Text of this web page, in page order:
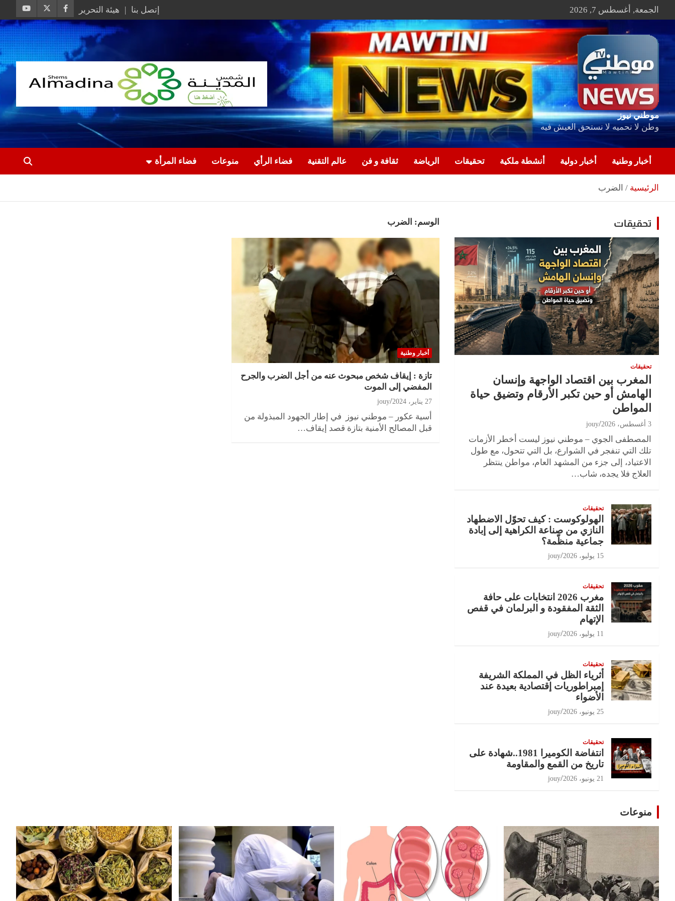
الجمعة, أغسطس 7, 2026 إتصل بنا هيئة التحرير
موطني نيوز
وطن لا نحميه لا نستحق العيش فيه
أخبار وطنية أخبار دولية أنشطة ملكية تحقيقات الرياضة ثقافة و فن عالم التقنية فضاء الرأي منوعات فضاء المرأة
الرئيسية الضرب
الوسم: الضرب
أخبار وطنية
تازة : إيقاف شخص مبحوث عنه من أجل الضرب والجرح
المفضي إلى الموت
27 يناير، 2024 jouy
أسية عكور – موطني نيوز في إطار الجهود المبذولة من
قبل المصالح الأمنية بتازة قصد إيقاف…
تحقيقات
تحقيقات
المغرب بين اقتصاد الواجهة وإنسان
الهامش أو حين تكبر الأرقام وتضيق حياة
المواطن
3 أغسطس، 2026 jouy
المصطفى الجوي – موطني نيوز ليست أخطر الأزمات
تلك التي تنفجر في الشوارع، بل التي تتحول، مع طول
الاعتياد، إلى جزء من المشهد العام، مواطن ينتظر
العلاج فلا يجده، شاب…
تحقيقات
الهولوكوست : كيف تحوّل الاضطهاد
النازي من صناعة الكراهية إلى إبادة
جماعية منظّمة؟
15 يوليو، 2026 jouy
تحقيقات
مغرب 2026 انتخابات على حافة
الثقة المفقودة و البرلمان في قفص
الإتهام
11 يوليو، 2026 jouy
تحقيقات
أثرياء الظل في المملكة الشريفة
إمبراطوريات إقتصادية بعيدة عند
الأضواء
25 يونيو، 2026 jouy
تحقيقات
انتفاضة الكوميرا 1981..شهادة على
تاريخ من القمع والمقاومة
21 يونيو، 2026 jouy
منوعات